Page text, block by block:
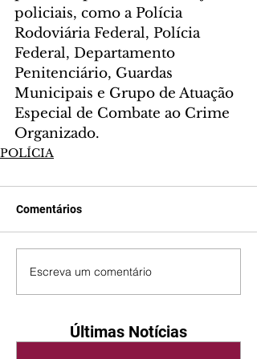
policiais, como a Polícia
Rodoviária Federal, Polícia
Federal, Departamento
Penitenciário, Guardas
Municipais e Grupo de Atuação
Especial de Combate ao Crime
Organizado.
POLÍCIA
Comentários
Escreva um comentário
Últimas Notícias